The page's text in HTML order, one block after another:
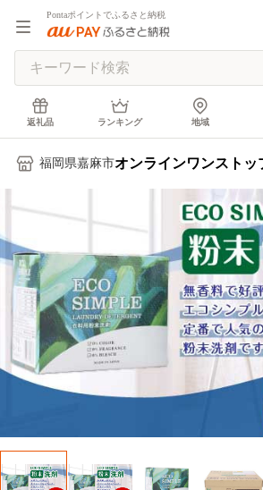
Pontaポイントでふるさと納税
返礼品 ランキング 地域
福岡県嘉麻市オンラインワンストッ